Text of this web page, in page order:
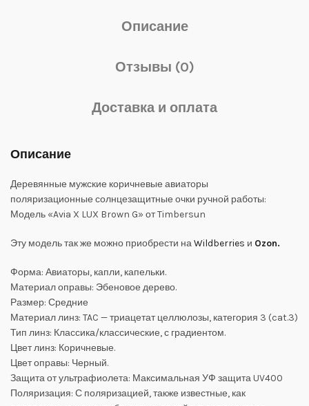
Описание
Отзывы (0)
Доставка и оплата
Описание
Деревянные мужские коричневые авиаторы
поляризационные солнцезащитные очки ручной работы:
Модель «Avia X LUX Brown G» от Timbersun
Эту модель так же можно приобрести наWildberries и Ozon.
Форма: Авиаторы, капли, капельки.
Материал оправы: Эбеновое дерево.
Размер: Средние
Материал линз: TAC — триацетат целлюлозы, категория 3 (cat.3)
Тип линз: Классика/классические, с градиентом.
Цвет линз: Коричневые.
Цвет оправы: Черный.
Защита от ультрафиолета: Максимальная УФ защита UV400
Поляризация: С поляризацией, также известные, как